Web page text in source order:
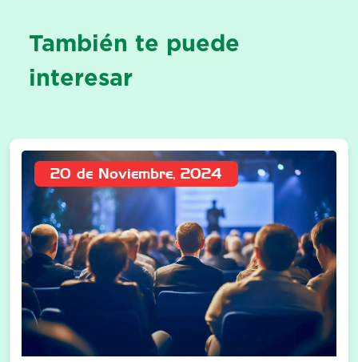
También te puede
interesar
20 de Noviembre, 2024